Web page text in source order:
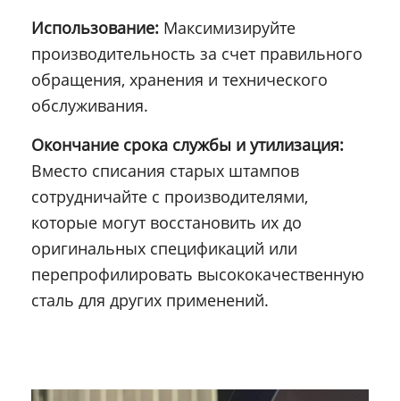
Использование: Максимизируйте
производительность за счет правильного
обращения, хранения и технического
обслуживания.
Окончание срока службы и утилизация:
Вместо списания старых штампов
сотрудничайте с производителями,
которые могут восстановить их до
оригинальных спецификаций или
перепрофилировать высококачественную
сталь для других применений.